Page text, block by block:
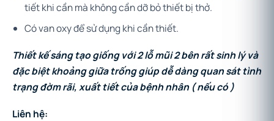
tiết khi cần mà không cần dỡ bỏ thiết bị thở.
Có van oxy để sử dụng khi cần thiết.
Thiết kế sáng tạo giống với 2 lỗ mũi 2 bên rất sinh lý và
đặc biệt khoảng giữa trống giúp dễ dàng quan sát tình
trạng đờm rãi, xuất tiết của bệnh nhân ( nếu có )
Liên hệ: